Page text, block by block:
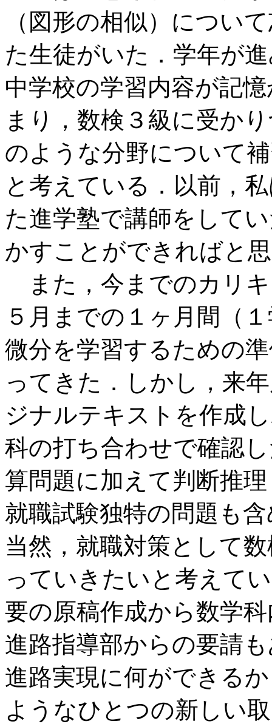
（図形の相似）につい
た生徒がいた．学年が
中学校の学習内容が記
まり，数検３級に受か
のような分野について
と考えている．以前，
た進学塾で講師をして
かすことができればと
また，今までのカリ
５月までの１ヶ月間（
微分を学習するための
ってきた．しかし，来
ジナルテキストを作成
科の打ち合わせで確認
算問題に加えて判断推
就職試験独特の問題も
当然，就職対策として
っていきたいと考えて
要の原稿作成から数学
進路指導部からの要請
進路実現に何ができる
ようなひとつの新しい